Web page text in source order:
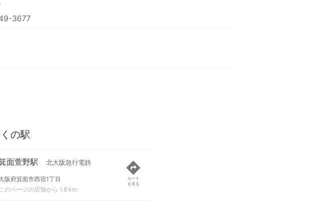
3677
の駅
面萱野駅 北大阪急行電鉄
阪府箕面市西宿1丁目
のページの店舗から 1.8 km
ルート
を見る